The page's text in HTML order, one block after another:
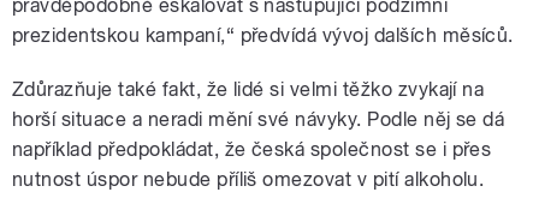
pravděpodobně eskalovat s nastupující podzimní
prezidentskou kampaní,“ předvídá vývoj dalších měsíců.
Zdůrazňuje také fakt, že lidé si velmi těžko zvykají na
horší situace a neradi mění své návyky. Podle něj se dá
například předpokládat, že česká společnost se i přes
nutnost úspor nebude příliš omezovat v pití alkoholu.